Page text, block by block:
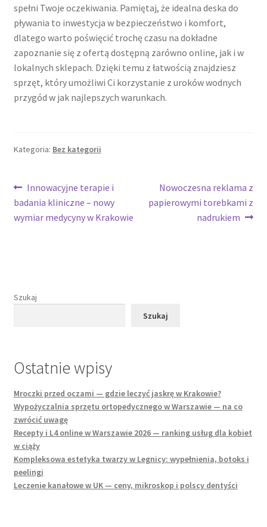
spełni Twoje oczekiwania. Pamiętaj, że idealna deska do
pływania to inwestycja w bezpieczeństwo i komfort,
dlatego warto poświęcić trochę czasu na dokładne
zapoznanie się z ofertą dostępną zarówno online, jak i w
lokalnych sklepach. Dzięki temu z łatwością znajdziesz
sprzęt, który umożliwi Ci korzystanie z uroków wodnych
przygód w jak najlepszych warunkach.
Kategoria: Bez kategorii
Nawigacja
wpisu
Poprzedni
wpis:
Innowacyjne terapie i
badania kliniczne – nowy
wymiar medycyny w Krakowie
Następny
wpis:
Nowoczesna reklama z
papierowymi torebkami z
nadrukiem
Szukaj
Szukaj
Ostatnie wpisy
Mroczki przed oczami — gdzie leczyć jaskrę w Krakowie?
Wypożyczalnia sprzętu ortopedycznego w Warszawie — na co
zwrócić uwagę
Recepty i L4 online w Warszawie 2026 — ranking usług dla kobiet
w ciąży
Kompleksowa estetyka twarzy w Legnicy: wypełnienia, botoks i
peelingi
Leczenie kanałowe w UK — ceny, mikroskop i polscy dentyści